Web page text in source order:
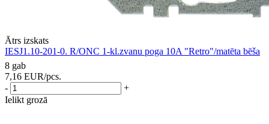
Ātrs izskats
IESJ1.10-201-0. R/ONC 1-kl.zvanu poga 10A "Retro"/matēta bēša
8 gab
7,16 EUR/pcs.
-
+
Ielikt grozā